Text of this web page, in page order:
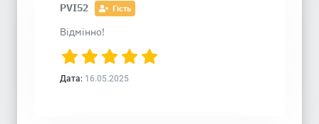
PVI52 Гість
Відмінно!
Дата: 16.05.2025